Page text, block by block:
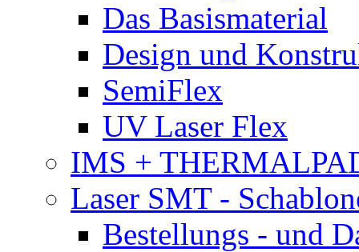
Das Basismaterial
Design und
SemiFlex
UV Laser Flex
IMS +
Laser SMT -
Bestellungs - und